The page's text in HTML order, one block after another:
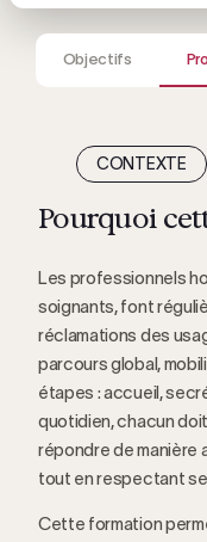
Objectifs
CONTEXTE
Pourquoi
Les professionnels
soignants, font
réclamations des
parcours global,
étapes : accueil,
quotidien, chacun
répondre de manière
tout en respectant
Cette formation